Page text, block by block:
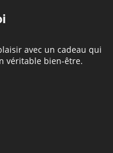
avec un cadeau qui
véritable bien-être.